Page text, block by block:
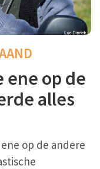
ene op de
alles
op de andere